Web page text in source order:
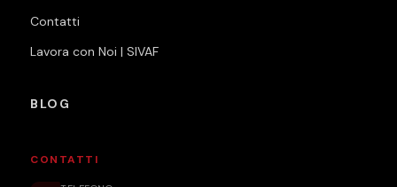
Contatti
Lavora con Noi | SIVAF
BLOG
CONTATTI